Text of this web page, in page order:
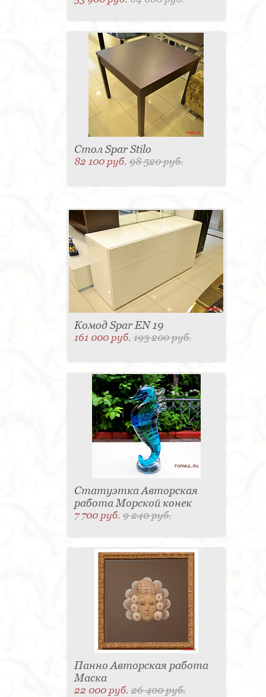
Стол Spar Stilo
82 100 руб.98 520 руб.
Комод Spar EN 19
161 000 руб.193 200 руб.
Статуэтка Авторская
работа Морской конек
7 700 руб.9 240 руб.
Панно Авторская работа
Маска
22 000 руб.26 400 руб.